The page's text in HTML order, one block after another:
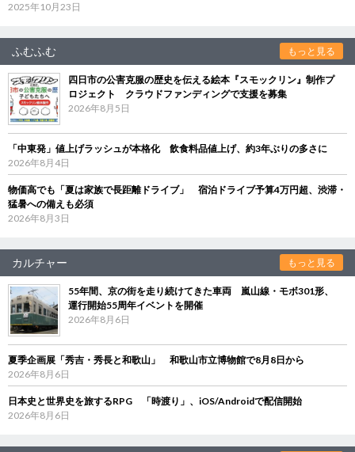
2025年10月23日
ふむふむ もっと見る
四日市の公害克服の歴史を伝える絵本『スモックリン』制作プ
ロジェクト クラウドファンディングで支援を募集
2026年8月5日
「中東発」値上げラッシュが本格化 飲食料品値上げ、約3年ぶりの多さに
2026年8月4日
物価高でも「夏は家族で長距離ドライブ」 宿泊ドライブ予算4万円超、渋滞・
猛暑への備えも必須
2026年8月3日
カルチャー もっと見る
55年間、京の街を走り続けてきた車両 嵐山線・モボ301形、
運行開始55周年イベントを開催
2026年8月6日
夏季企画展「秀吉・秀長と和歌山」 和歌山市立博物館で8月8日から
2026年8月6日
日本史と世界史を旅するRPG 「時渡り」、iOS/Androidで配信開始
2026年8月6日